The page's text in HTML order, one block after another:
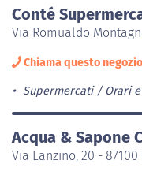
Conté
Via Romualdo
Chiama questo negozio
Supermercati Orari
Acqua & Sapone
Via Lanzino, 20 - 87100